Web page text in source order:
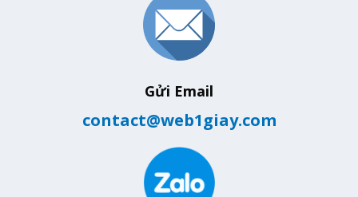
Gửi Email
contact@web1giay.com